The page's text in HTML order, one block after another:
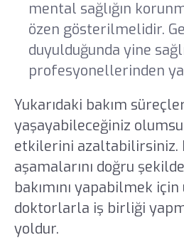
mental sağlığın
özen gösterilmelidir.
duyulduğunda yine
profesyonellerinden
Yukarıdaki bakım
yaşayabileceğiniz
etkilerini azaltabilirsiniz.
aşamalarını doğru
bakımını yapabilmek
doktorlarla iş birliği
yoldur.